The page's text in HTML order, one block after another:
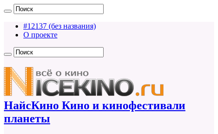
#12137 (без названия)
О проекте
НайсКино Кино и кинофестивали
планеты